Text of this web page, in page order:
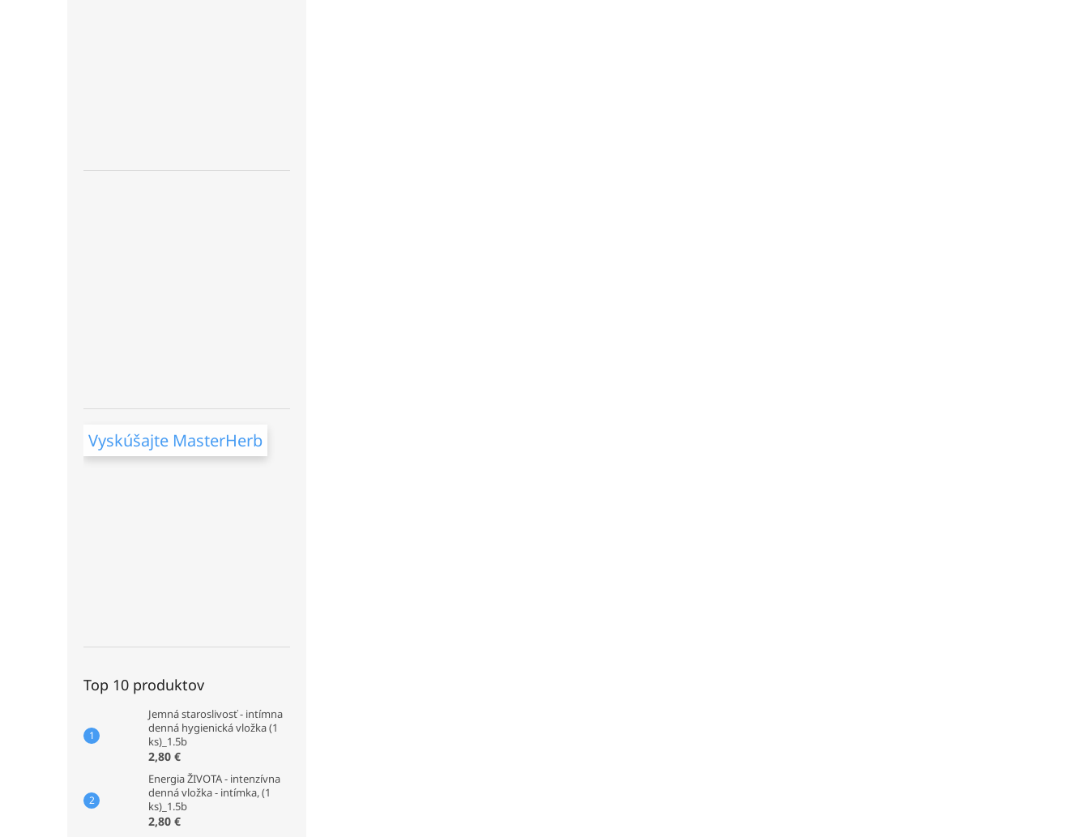
Vyskúšajte MasterHerb
Top 10 produktov
Jemná staroslivosť - intímna
denná hygienická vložka (1
ks)_1.5b
2,80 €
Energia ŽIVOTA - intenzívna
denná vložka - intímka, (1
ks)_1.5b
2,80 €